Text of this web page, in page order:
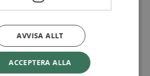
insamling
en insamling
och minnesgåvor
skriva testamente
företag
långsiktigt
ACCEPTERA ALLA
AVVISA ALLT